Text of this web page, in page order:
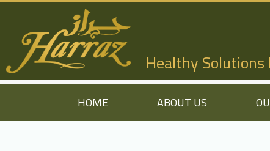
Healthy
HOME ABOUT US